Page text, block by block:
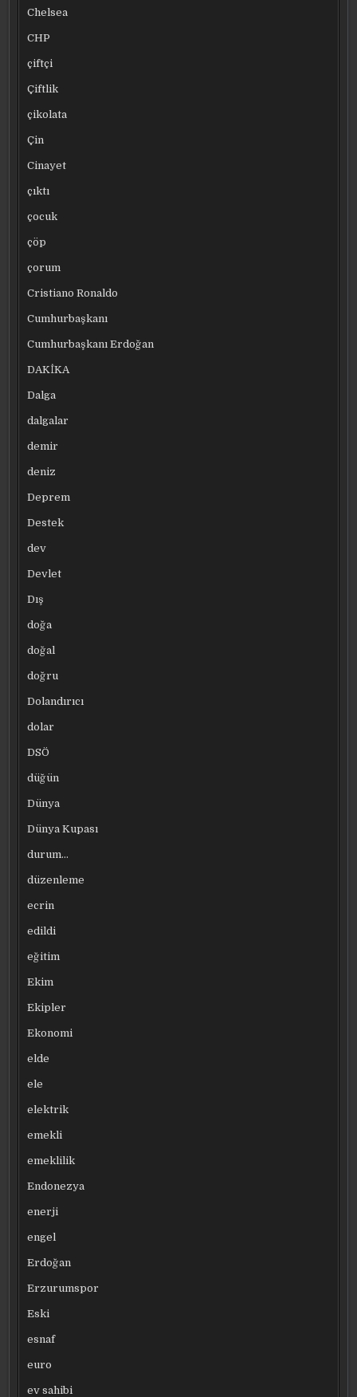
Chelsea
CHP
çiftçi
Çiftlik
çikolata
Çin
Cinayet
çıktı
çocuk
çöp
çorum
Cristiano Ronaldo
Cumhurbaşkanı
Cumhurbaşkanı Erdoğan
DAKİKA
Dalga
dalgalar
demir
deniz
Deprem
Destek
dev
Devlet
Dış
doğa
doğal
doğru
Dolandırıcı
dolar
DSÖ
düğün
Dünya
Dünya Kupası
durum…
düzenleme
ecrin
edildi
eğitim
Ekim
Ekipler
Ekonomi
elde
ele
elektrik
emekli
emeklilik
Endonezya
enerji
engel
Erdoğan
Erzurumspor
Eski
esnaf
euro
ev sahibi